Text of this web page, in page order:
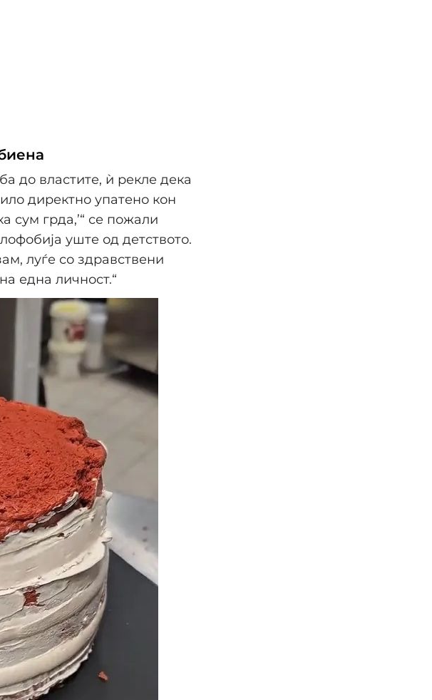
до властите, ѝ рекле дека
директно упатено кон
сум грда,’“ се пожали
уште од детството.
луѓе со здравствени
една личност.“